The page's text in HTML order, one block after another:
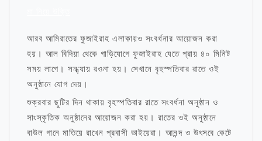
আরব আমিরাতের ফুজাইরাহ এলাকায়ও সংবর্ধনার আয়োজন করা
হয়। আল বিদিয়া থেকে গাড়িযোগে ফুজাইরাহ যেতে প্রায় ৪০ মিনিট
সময় লাগে। সন্ধ্যায় রওনা হয়। সেখানে বৃহস্পতিবার রাতে ওই
অনুষ্ঠানে যোগ দেয়।
শুক্রবার ছুটির দিন থাকায় বৃহস্পতিবার রাতে সংবর্ধনা অনুষ্ঠান ও
সাংস্কৃতিক অনুষ্ঠানের আয়োজন করা হয়। রাতের ওই অনুষ্ঠানে
বাউল গানে মাতিয়ে রাখেন প্রবাসী ভাইয়েরা। আনন্দ ও উৎসবে কেটে